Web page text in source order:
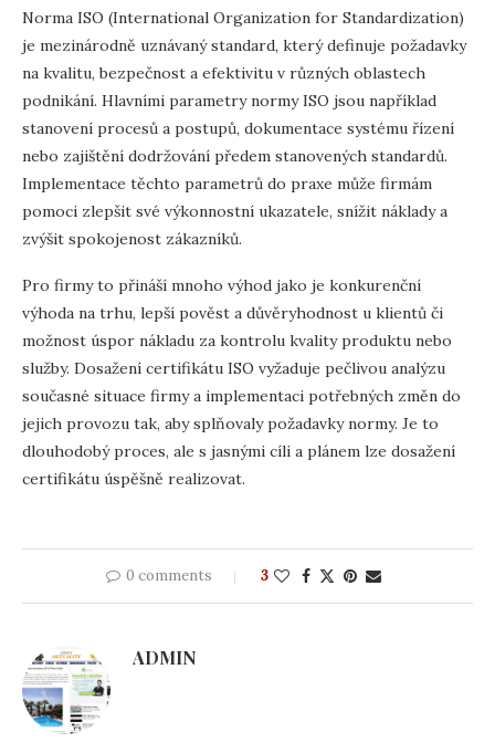
Norma ISO (International Organization for Standardization)
je mezinárodně uznávaný standard, který definuje požadavky
na kvalitu, bezpečnost a efektivitu v různých oblastech
podnikání. Hlavními parametry normy ISO jsou například
stanovení procesů a postupů, dokumentace systému řízení
nebo zajištění dodržování předem stanovených standardů.
Implementace těchto parametrů do praxe může firmám
pomoci zlepšit své výkonnostní ukazatele, snížit náklady a
zvýšit spokojenost zákazníků.
Pro firmy to přináší mnoho výhod jako je konkurenční
výhoda na trhu, lepší pověst a důvěryhodnost u klientů či
možnost úspor nákladu za kontrolu kvality produktu nebo
služby. Dosažení certifikátu ISO vyžaduje pečlivou analýzu
současné situace firmy a implementaci potřebných změn do
jejich provozu tak, aby splňovaly požadavky normy. Je to
dlouhodobý proces, ale s jasnými cíli a plánem lze dosažení
certifikátu úspěšně realizovat.
0 comments 3
ADMIN